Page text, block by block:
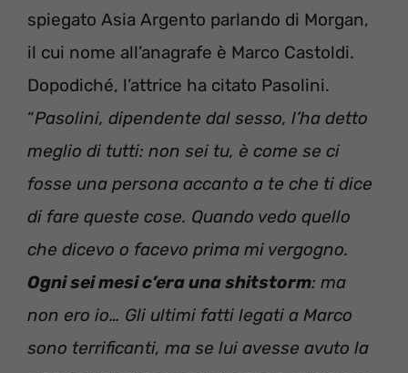
spiegato Asia Argento parlando di Morgan,
il cui nome all’anagrafe è Marco Castoldi.
Dopodiché, l’attrice ha citato Pasolini.
“Pasolini, dipendente dal sesso, l’ha detto
meglio di tutti: non sei tu, è come se ci
fosse una persona accanto a te che ti dice
di fare queste cose. Quando vedo quello
che dicevo o facevo prima mi vergogno.
Ogni sei mesi c’era una shitstorm: ma
non ero io… Gli ultimi fatti legati a Marco
sono terrificanti, ma se lui avesse avuto la